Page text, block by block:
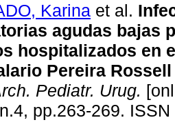
Karina et al.
agudas bajas
hospitalizados en
Pereira
Pediatr. Urug.
pp.263-269.